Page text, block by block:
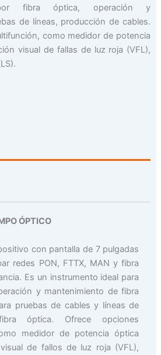
por fibra óptica, operación y
de líneas, producción de cables.
como medidor de potencia
visual de fallas de luz roja (VFL),
ÓPTICO
con pantalla de 7 pulgadas
redes PON, FTTX, MAN y fibra
Es un instrumento ideal para
y mantenimiento de fibra
pruebas de cables y líneas de
óptica. Ofrece opciones
medidor de potencia óptica
de fallos de luz roja (VFL),